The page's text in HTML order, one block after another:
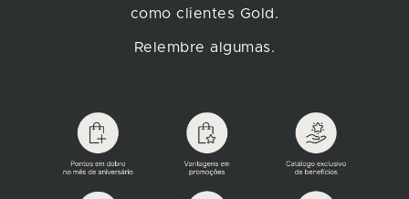
como clientes Gold.
Relembre algumas.